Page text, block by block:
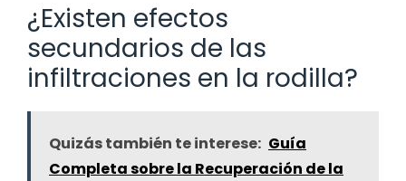
¿Existen efectos
secundarios de las
infiltraciones en la rodilla?
Quizás también te interese: Guía
Completa sobre la Recuperación de la